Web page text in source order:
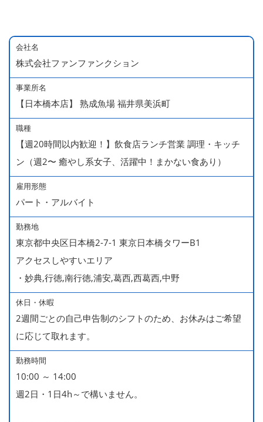
会社名
株式会社ファンファンクション
事業所名
【日本橋本店】 熟成魚場 福井県美浜町
職種
【週20時間以内歓迎！】飲食店ランチ営業 調理・キッチ
ン（週2〜 癒やし系女子、活躍中！まかない食あり）
雇用形態
パート・アルバイト
勤務地
東京都中央区日本橋2-7-1 東京日本橋タワーB1
アクセスしやすいエリア
・妙典,行徳,南行徳,浦安,葛西,西葛西,中野
休日・休暇
2週間ごとの自己申告制のシフトのため、お休みはご希望
に応じて取れます。
勤務時間
10:00 ～ 14:00
週2日・1日4h～で構いません。